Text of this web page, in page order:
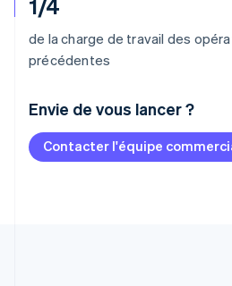
1/4
de la charge de travail des
précédentes
Envie de vous lancer ?
Contacter l'équipe
Allemagne